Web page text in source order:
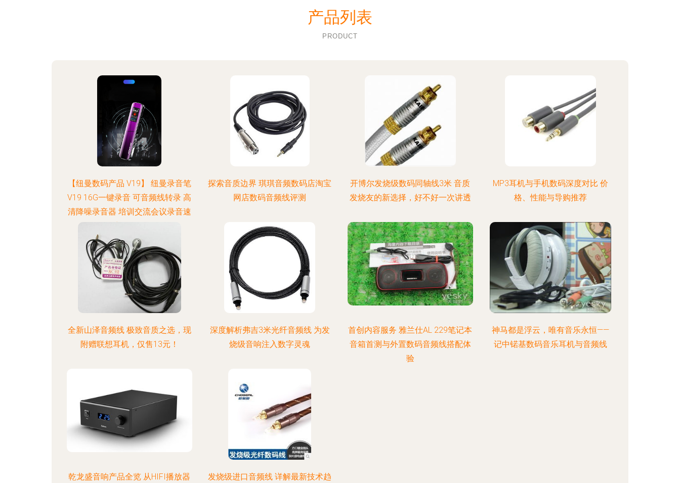
产品列表
PRODUCT
【纽曼数码产品 V19】 纽曼录音笔
V19 16G一键录音 可音频线转录 高
清降噪录音器 培训交流会议录音速
探索音质边界 琪琪音频数码店淘宝
网店数码音频线评测
开博尔发烧级数码同轴线3米 音质
发烧友的新选择，好不好一次讲透
MP3耳机与手机数码深度对比 价
格、性能与导购推荐
全新山泽音频线 极致音质之选，现
附赠联想耳机，仅售13元！
深度解析弗吉3米光纤音频线 为发
烧级音响注入数字灵魂
首创内容服务 雅兰仕AL 229笔记本
音箱首测与外置数码音频线搭配体
验
神马都是浮云，唯有音乐永恒——
记中锘基数码音乐耳机与音频线
乾龙盛音响产品全览 从HIFI播放器 发烧级进口音频线 详解最新技术趋